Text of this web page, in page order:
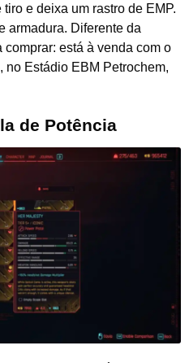
e deixa um rastro de EMP.
armadura. Diferente da
está à venda com o
no Estádio EBM Petrochem,
de Potência